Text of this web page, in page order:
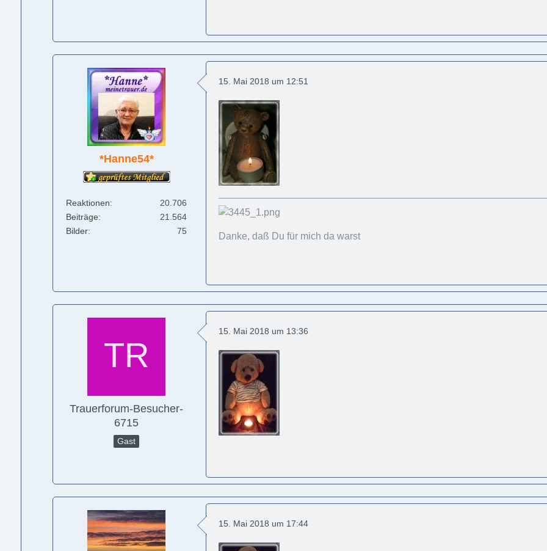
*Hanne54*
Reaktionen
20.706
Beiträge
21.564
Bilder
75
15. Mai 2018 um 12:51
Danke, daß Du für mich da warst
Trauerforum-Besucher-
6715
Gast
15. Mai 2018 um 13:36
15. Mai 2018 um 17:44